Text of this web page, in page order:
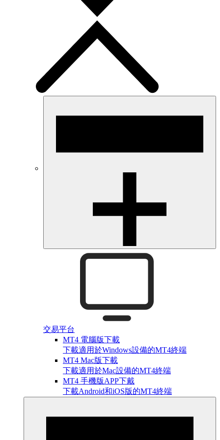
交易平台
MT4 電腦版下載
下載適用於Windows設備的MT4終端
MT4 Mac版下載
下載適用於Mac設備的MT4終端
MT4 手機版APP下戴
下載Android和iOS版的MT4終端